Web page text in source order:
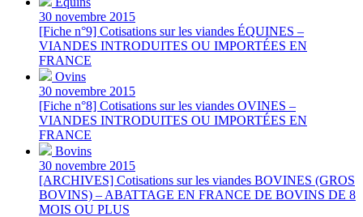
30 novembre 2015
[Fiche n°9] Cotisations sur les viandes ÉQUINES –
VIANDES INTRODUITES OU IMPORTÉES EN
FRANCE
Ovins
30 novembre 2015
[Fiche n°8] Cotisations sur les viandes OVINES –
VIANDES INTRODUITES OU IMPORTÉES EN
FRANCE
Bovins
30 novembre 2015
[ARCHIVES] Cotisations sur les viandes BOVINES (GROS
BOVINS) – ABATTAGE EN FRANCE DE BOVINS DE 8
MOIS OU PLUS